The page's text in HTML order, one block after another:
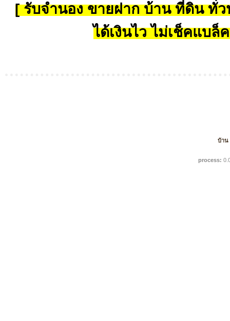
[ รับจำนอง ขายฝาก บ้าน ที่ดิน ทั่ว
ได้เงินไว ไม่เช็คแบล็
บ้าน
process: